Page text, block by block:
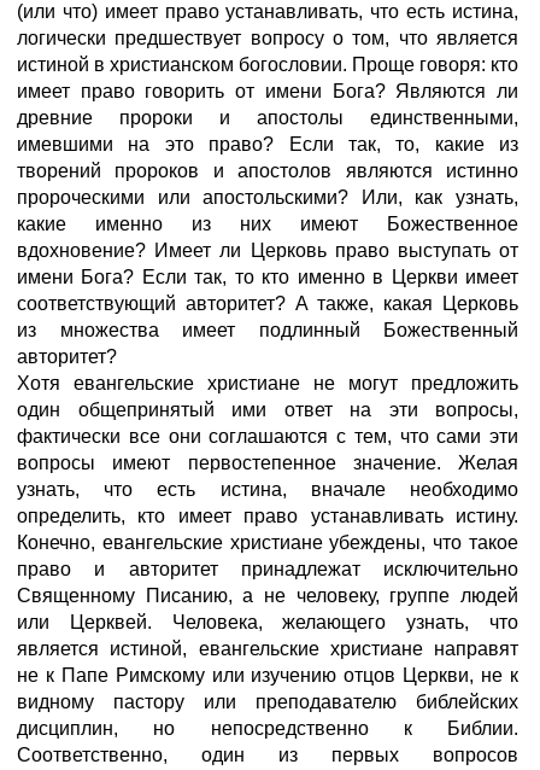
(или что) имеет право устанавливать, что есть истина,
логически предшествует вопросу о том, что является
истиной в христианском богословии. Проще говоря: кто
имеет право говорить от имени Бога? Являются ли
древние пророки и апостолы единственными,
имевшими на это право? Если так, то, какие из
творений пророков и апостолов являются истинно
пророческими или апостольскими? Или, как узнать,
какие именно из них имеют Божественное
вдохновение? Имеет ли Церковь право выступать от
имени Бога? Если так, то кто именно в Церкви имеет
соответствующий авторитет? А также, какая Церковь
из множества имеет подлинный Божественный
авторитет?
Хотя евангельские христиане не могут предложить
один общепринятый ими ответ на эти вопросы,
фактически все они соглашаются с тем, что сами эти
вопросы имеют первостепенное значение. Желая
узнать, что есть истина, вначале необходимо
определить, кто имеет право устанавливать истину.
Конечно, евангельские христиане убеждены, что такое
право и авторитет принадлежат исключительно
Священному Писанию, а не человеку, группе людей
или Церквей. Человека, желающего узнать, что
является истиной, евангельские христиане направят
не к Папе Римскому или изучению отцов Церкви, не к
видному пастору или преподавателю библейских
дисциплин, но непосредственно к Библии.
Соответственно, один из первых вопросов